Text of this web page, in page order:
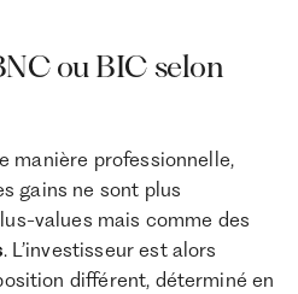
ou BIC selon
manière professionnelle,
gains ne sont plus
values mais comme des
. L’investisseur est alors
différent, déterminé en